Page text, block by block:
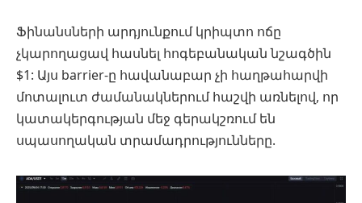
Ֆինանսների արդյունքում կրիպտո ոճը
չկարողացավ հասնել հոգեբանական նշագծին
$1: Այս barrier-ը հավանաբար չի հաղթահարվի
մոտալուտ ժամանակներում հաշվի առնելով, որ
կատակերգության մեջ գերակշռում են
սպասողական տրամադրությունները.